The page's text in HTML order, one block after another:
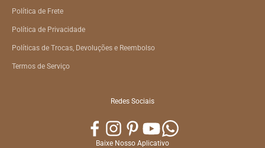
Política de Frete
Política de Privacidade
Políticas de Trocas, Devoluções e Reembolso
Termos de Serviço
Redes Sociais
Baixe Nosso Aplicativo